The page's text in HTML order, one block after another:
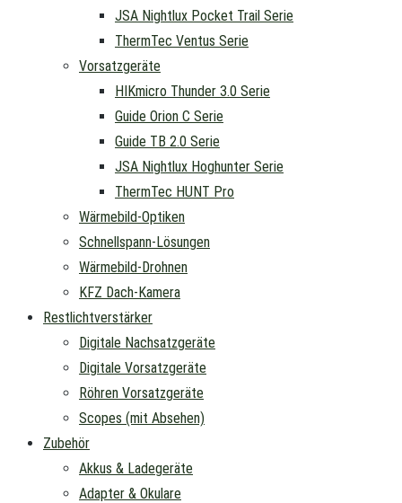
JSA Nightlux Pocket Trail Serie
ThermTec Ventus Serie
Vorsatzgeräte
HIKmicro Thunder 3.0 Serie
Guide Orion C Serie
Guide TB 2.0 Serie
JSA Nightlux Hoghunter Serie
ThermTec HUNT Pro
Wärmebild-Optiken
Schnellspann-Lösungen
Wärmebild-Drohnen
KFZ Dach-Kamera
Restlichtverstärker
Digitale Nachsatzgeräte
Digitale Vorsatzgeräte
Röhren Vorsatzgeräte
Scopes (mit Absehen)
Zubehör
Akkus & Ladegeräte
Adapter & Okulare